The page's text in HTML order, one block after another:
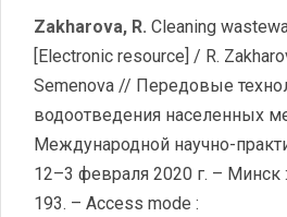
Zakharova, R. Cleaning
[Electronic resource] / R.
Semenova // Передовые
водоотведения населенных
Международной научно-
12–3 февраля 2020 г. – Минск
193. – Access mode :